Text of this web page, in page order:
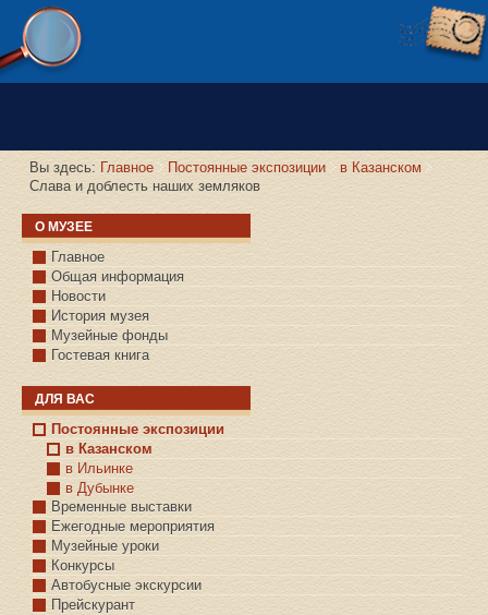
Версия сайта для слабовидящих
Вы здесь: Главное Постоянные экспозиции
в Казанском
Слава и доблесть наших земляков
О МУЗЕЕ
Главное
Общая информация
Новости
История музея
Музейные фонды
Гостевая книга
ДЛЯ ВАС
Постоянные экспозиции
в Казанском
в Ильинке
в Дубынке
Временные выставки
Ежегодные мероприятия
Музейные уроки
Конкурсы
Автобусные экскурсии
Прейскурант